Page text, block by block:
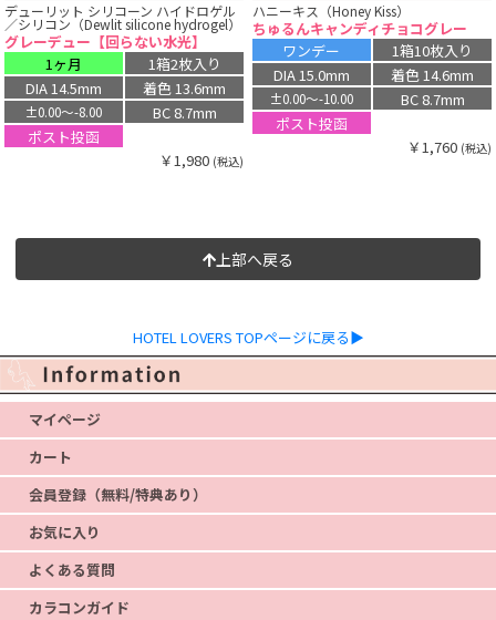
デューリット シリコーン ハイドロゲル
／シリコン（Dewlit silicone hydrogel）
グレーデュー【回らない水光】
1ヶ月
1箱2枚入り
DIA 14.5mm
着色 13.6mm
±0.00〜-8.00
BC 8.7mm
ポスト投函
￥1,980 (税込)
ハニーキス（Honey Kiss）
ちゅるんキャンディチョコグレー
ワンデー
1箱10枚入り
DIA 15.0mm
着色 14.6mm
±0.00〜-10.00
BC 8.7mm
ポスト投函
￥1,760 (税込)
上部へ戻る
HOTEL LOVERS TOPページに戻る▶
マイページ
カート
会員登録（無料/特典あり）
お気に入り
よくある質問
カラコンガイド